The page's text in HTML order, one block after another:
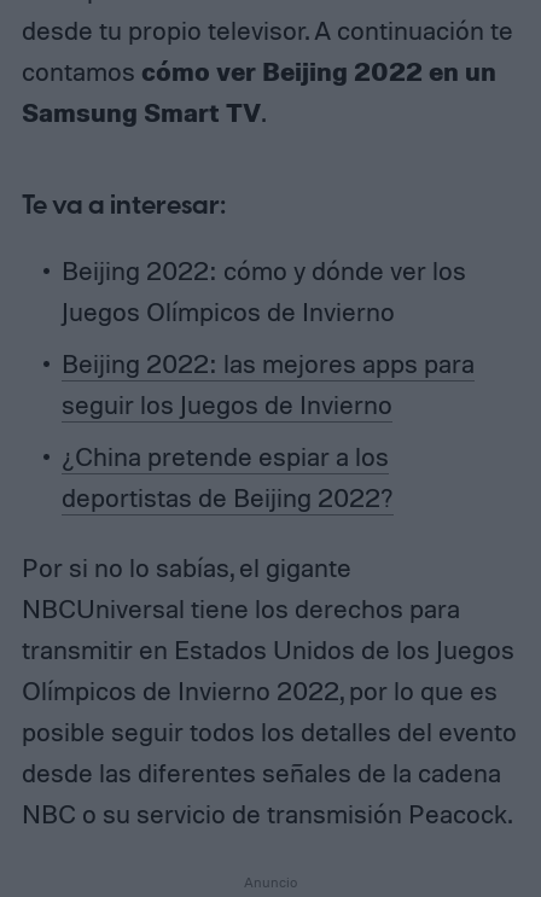
desde tu propio televisor. A continuación te
contamos cómo ver Beijing 2022 en un
Samsung Smart TV.
Te va a interesar:
Beijing 2022: cómo y dónde ver los
Juegos Olímpicos de Invierno
Beijing 2022: las mejores apps para
seguir los Juegos de Invierno
¿China pretende espiar a los
deportistas de Beijing 2022?
Por si no lo sabías, el gigante
NBCUniversal tiene los derechos para
transmitir en Estados Unidos de los Juegos
Olímpicos de Invierno 2022, por lo que es
posible seguir todos los detalles del evento
desde las diferentes señales de la cadena
NBC o su servicio de transmisión Peacock.